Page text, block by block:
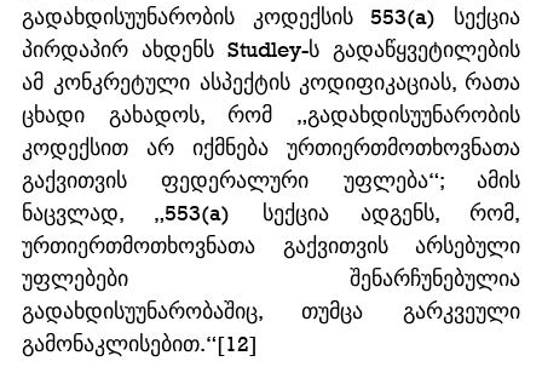
გადახდისუუნარობის კოდექსის 553(a) სექცია
პირდაპირ ახდენს Studley-ს გადაწყვეტილების
ამ კონკრეტული ასპექტის კოდიფიკაციას, რათა
ცხადი გახადოს, რომ „გადახდისუუნარობის
კოდექსით არ იქმნება ურთიერთმოთხოვნათა
გაქვითვის ფედერალური უფლება“; ამის
ნაცვლად, „553(a) სექცია ადგენს, რომ,
ურთიერთმოთხოვნათა გაქვითვის არსებული
უფლებები შენარჩუნებულია
გადახდისუუნარობაშიც, თუმცა გარკვეული
გამონაკლისებით.“[12]